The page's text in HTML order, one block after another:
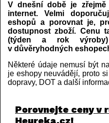
V dnešní době je
internet. Velmi
eshopů a porovnat je,
dostupnost zboží. Cenu
(týden a rok
v důvěryhodných
Některé údaje nemusí být
je eshopy neuvádějí, proto
dopravy, DOT a další
Porovnejte ceny v